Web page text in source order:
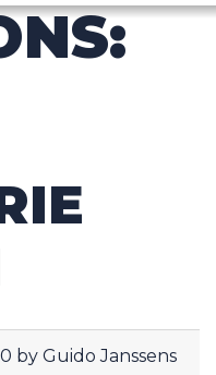
by Guido Janssens